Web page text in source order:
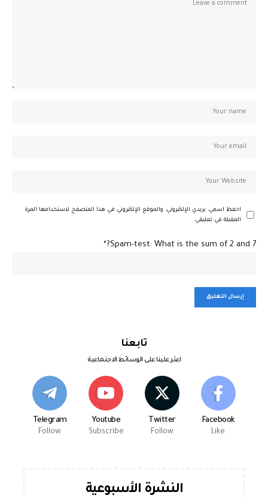
احفظ اسمي، بريدي الإلكتروني، والموقع الإلكتروني في هذا المتصفح لاستخدامها المرة
المقبلة في تعليقي.
Spam-test: What is the sum of 2 and 7?*
تابعنا
اعثر علينا على الوسائط الاجتماعية
Facebook
Like
Twitter
Follow
Youtube
Subscribe
Telegram
Follow
النشرة الأسبوعية